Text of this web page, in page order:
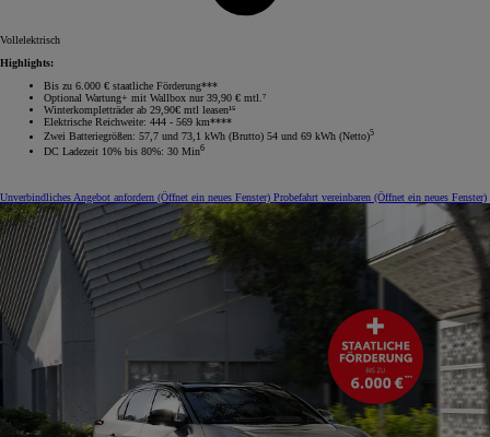
Vollelektrisch
Highlights:
Bis zu 6.000 € staatliche Förderung***
Optional Wartung+ mit Wallbox nur 39,90 € mtl.⁷
Winterkompletträder ab 29,90€ mtl leasen¹⁵
Elektrische Reichweite: 444 - 569 km****
Zwei Batteriegrößen: 57,7 und 73,1 kWh (Brutto) 54 und 69 kWh (Netto)5
DC Ladezeit 10% bis 80%: 30 Min6
Unverbindliches Angebot anfordern (Öffnet ein neues Fenster) Probefahrt vereinbaren (Öffnet ein neues Fenster)